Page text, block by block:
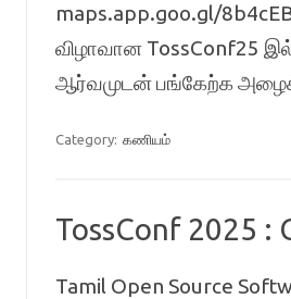
maps.app.goo.gl/
விழாவான TossConf25
ஆர்வமுடன் பங்கேற்க
Category: கணியம்
TossConf 2025 :
Tamil Open Source